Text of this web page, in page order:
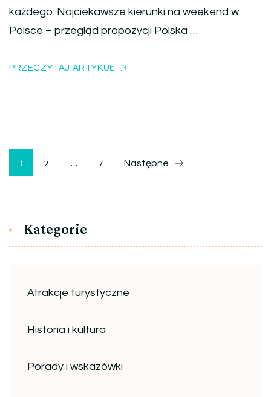
każdego. Najciekawsze kierunki na weekend w
Polsce – przegląd propozycji Polska …
PRZECZYTAJ ARTYKUŁ
Stronicowanie
Strona
1 Strona
2 … Strona
7 Następne
Kategorie
Atrakcje turystyczne
Historia i kultura
Porady i wskazówki